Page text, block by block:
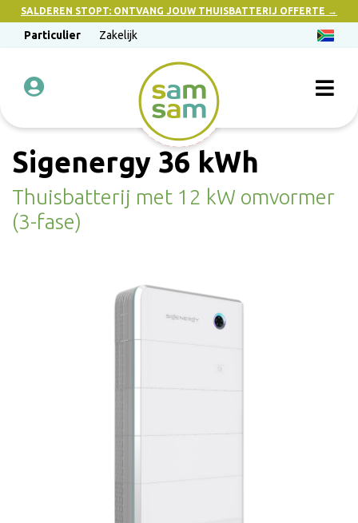
SALDEREN STOPT: ONTVANG JOUW THUISBATTERIJ OFFERTE →
Particulier Zakelijk
Sigenergy 36 kWh
Thuisbatterij met 12 kW omvormer
(3-fase)